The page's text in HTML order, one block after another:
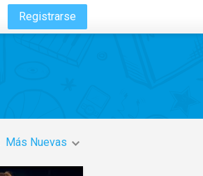
Registrarse
Más Nuevas